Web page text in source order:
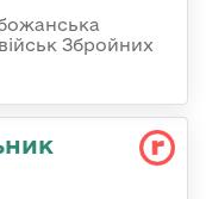
Збройних